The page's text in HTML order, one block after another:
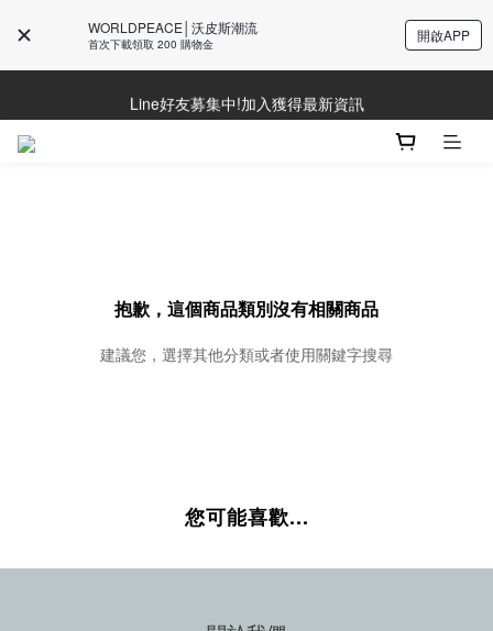
WORLDPEACE│沃皮斯潮流
首次下載領取 200 購物金 開啟APP
Line好友募集中!加入獲得最新資訊
防詐騙提醒!請勿聽從不明來電操作ATM與提供個人資訊
Line好友募集中!加入獲得最新資訊
抱歉，這個商品類別沒有相關商品
建議您，選擇其他分類或者使用關鍵字搜尋
您可能喜歡...